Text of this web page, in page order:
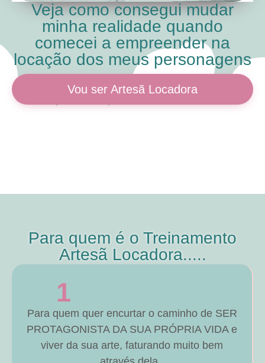
Veja como consegui mudar
minha realidade quando
comecei a empreender na
locação dos meus personagens
Vou ser Artesã Locadora
Para quem é o Treinamento
Artesã Locadora.....
1
Para quem quer encurtar o caminho de SER
PROTAGONISTA DA SUA PRÓPRIA VIDA e
viver da sua arte, faturando muito bem